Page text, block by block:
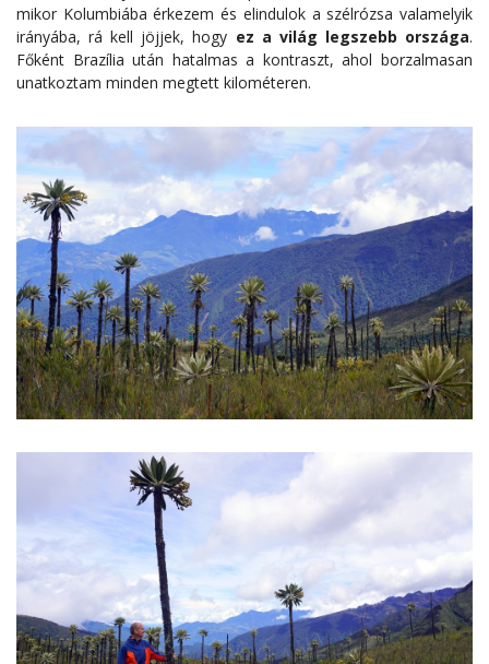
mikor Kolumbiába érkezem és elindulok a szélrózsa valamelyik
irányába, rá kell jöjjek, hogy ez a világ legszebb országa.
Főként Brazília után hatalmas a kontraszt, ahol borzalmasan
unatkoztam minden megtett kilométeren.